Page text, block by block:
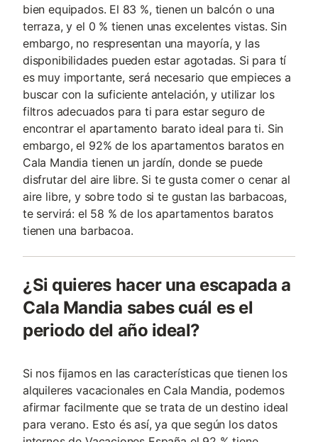
bien equipados. El 83 %, tienen un balcón o una
terraza, y el 0 % tienen unas excelentes vistas. Sin
embargo, no respresentan una mayoría, y las
disponibilidades pueden estar agotadas. Si para tí
es muy importante, será necesario que empieces a
buscar con la suficiente antelación, y utilizar los
filtros adecuados para ti para estar seguro de
encontrar el apartamento barato ideal para ti. Sin
embargo, el 92% de los apartamentos baratos en
Cala Mandia tienen un jardín, donde se puede
disfrutar del aire libre. Si te gusta comer o cenar al
aire libre, y sobre todo si te gustan las barbacoas,
te servirá: el 58 % de los apartamentos baratos
tienen una barbacoa.
¿Si quieres hacer una escapada a
Cala Mandia sabes cuál es el
periodo del año ideal?
Si nos fijamos en las características que tienen los
alquileres vacacionales en Cala Mandia, podemos
afirmar facilmente que se trata de un destino ideal
para verano. Esto és así, ya que según los datos